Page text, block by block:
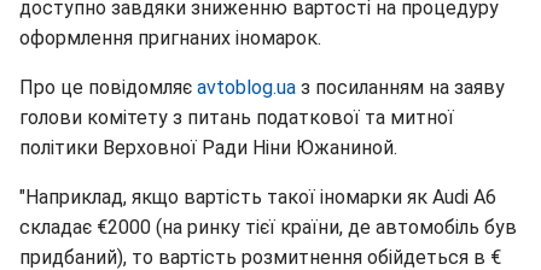
доступно завдяки зниженню вартості на процедуру
оформлення пригнаних іномарок.
Про це повідомляє avtoblog.ua з посиланням на заяву
голови комітету з питань податкової та митної
політики Верховної Ради Ніни Южаниной.
"Наприклад, якщо вартість такої іномарки як Audi А6
складає €2000 (на ринку тієї країни, де автомобіль був
придбаний), то вартість розмитнення обійдеться в €